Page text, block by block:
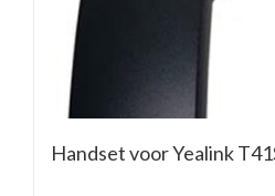
Handset voor Yealink